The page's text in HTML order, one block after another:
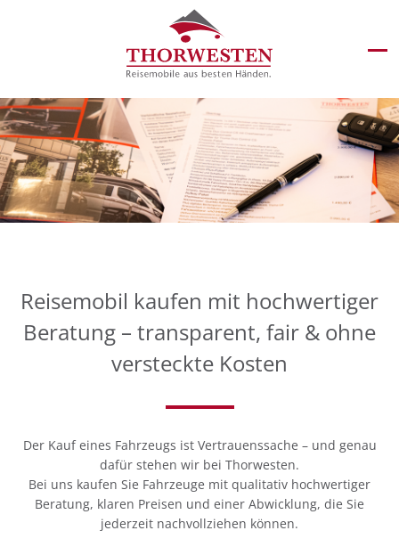
Reisemobil kaufen mit hochwertiger
Beratung – transparent, fair & ohne
versteckte Kosten
Der Kauf eines Fahrzeugs ist Vertrauenssache – und genau
dafür stehen wir bei Thorwesten.
Bei uns kaufen Sie Fahrzeuge mit qualitativ hochwertiger
Beratung, klaren Preisen und einer Abwicklung, die Sie
jederzeit nachvollziehen können.